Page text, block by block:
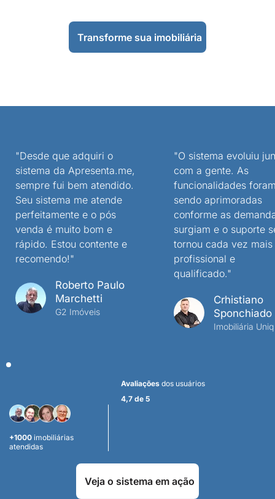
Transforme sua imobiliária
"Desde que adquiri o
sistema da Apresenta.me,
sempre fui bem atendido.
Seu sistema me atende
perfeitamente e o pós
venda é muito bom e
rápido. Estou contente e
recomendo!"
Roberto Paulo
Marchetti
G2 Imóveis
"O sistema evoluiu
com a gente. As
funcionalidades
sendo aprimoradas
conforme as
surgiam e o suporte
tornou cada vez mais
profissional e
qualificado."
Crhistiano
Sponchiado
Imobiliária Uniq
+1000 imobiliárias
atendidas
4,7 de 5
Avaliações dos usuários
Veja o sistema em ação